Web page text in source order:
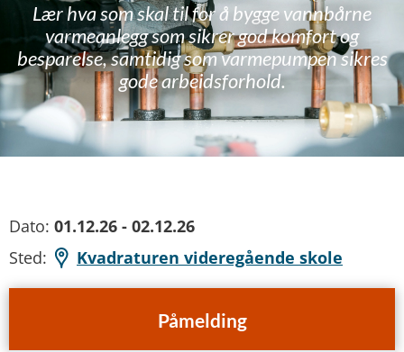
Lær hva som skal til for å bygge vannbårne
varmeanlegg som sikrer god komfort og
besparelse, samtidig som varmepumpen sikres
gode arbeidsforhold.
Dato: 01.12.26 - 02.12.26
Sted:
Kvadraturen videregående skole
Påmelding